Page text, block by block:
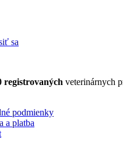
sa
registrovaných veterinárnych
podmienky
a platba